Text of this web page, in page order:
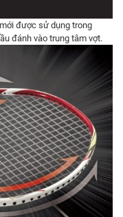
được sử dụng trong
đánh vào trung tâm vợt.